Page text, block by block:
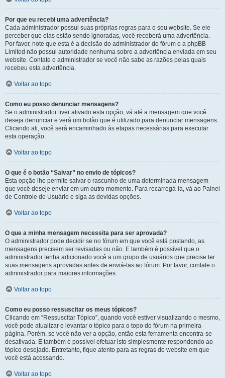
Por que eu recebi uma advertência?
Cada administrador possui suas próprias regras para o seu website. Se ele
perceber que elas estão sendo ignoradas, você receberá uma advertência.
Por favor, note que esta é a decisão do administrador do fórum e a phpBB
Limited não possui autoridade nenhuma sobre a advertência enviada em seu
website. Contate o administrador se você não sabe as razões pelas quais
recebeu esta advertência.
Voltar ao topo
Como eu posso denunciar mensagens?
Se o administrador tiver ativado esta opção, vá até a mensagem que você
deseja denunciar e verá um botão que é utilizado para denunciar mensagens.
Clicando ali, você será encaminhado às etapas necessárias para executar
esta operação.
Voltar ao topo
O que é o botão “Salvar” no envio de tópicos?
Esta opção lhe permite salvar o rascunho de uma determinada mensagem
que você deseje enviar em um outro momento. Para recarregá-la, vá ao Painel
de Controle do Usuário e siga as devidas opções.
Voltar ao topo
O que a minha mensagem necessita para ser aprovada?
O administrador pode decidir se no fórum em que você está postando, as
mensagens precisem ser revisadas ou não. E também é possível que o
administrador tenha adicionado você a um grupo de usuários que precise ter
suas mensagens aprovadas antes de enviá-las ao fórum. Por favor, contate o
administrador para maiores informações.
Voltar ao topo
Como eu posso ressuscitar os meus tópicos?
Clicando em “Ressuscitar Tópico”, quando você estiver visualizando o mesmo,
você pode atualizar e levantar o tópico para o topo do fórum na primeira
página. Porém, se você não ver a opção, então esta ferramenta encontra-se
desativada. E também é possível efetuar isto simplesmente respondendo ao
tópico desejado. Entretanto, fique atento para as regras do website em que
você está acessando.
Voltar ao topo